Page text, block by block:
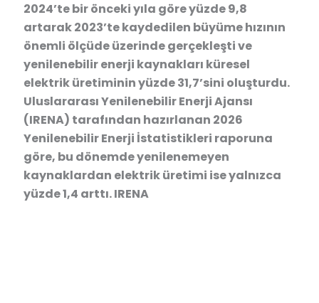
2024’te bir önceki yıla göre yüzde 9,8
artarak 2023’te kaydedilen büyüme hızının
önemli ölçüde üzerinde gerçekleşti ve
yenilenebilir enerji kaynakları küresel
elektrik üretiminin yüzde 31,7’sini oluşturdu.
Uluslararası Yenilenebilir Enerji Ajansı
(IRENA) tarafından hazırlanan 2026
Yenilenebilir Enerji İstatistikleri raporuna
göre, bu dönemde yenilenemeyen
kaynaklardan elektrik üretimi ise yalnızca
yüzde 1,4 arttı. IRENA